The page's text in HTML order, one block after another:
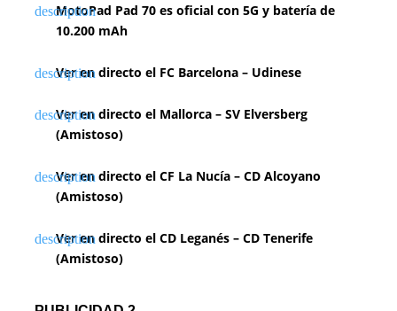
MotoPad Pad 70 es oficial con 5G y batería de
10.200 mAh
Ver en directo el FC Barcelona – Udinese
Ver en directo el Mallorca – SV Elversberg
(Amistoso)
Ver en directo el CF La Nucía – CD Alcoyano
(Amistoso)
Ver en directo el CD Leganés – CD Tenerife
(Amistoso)